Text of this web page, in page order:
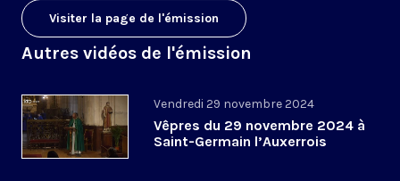
Visiter la page de l'émission
Autres vidéos de l'émission
Vendredi 29 novembre 2024
Vêpres du 29 novembre 2024 à
Saint-Germain l’Auxerrois